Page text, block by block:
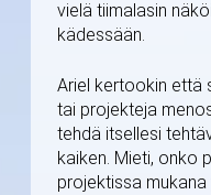
vielä tiimalasin
kädessään.
Ariel kertookin että
tai projekteja
tehdä itsellesi
kaiken. Mieti, onko
projektissa